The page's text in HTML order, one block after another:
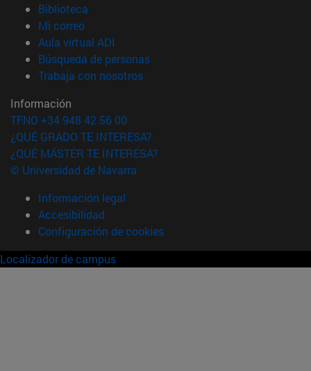
Biblioteca
Mi correo(abre en nueva ventana)
Aula virtual ADI
Búsqueda de personas(abre en nueva ventana)
Trabaja con nosotros(abre en nueva ventana)
Información
TFNO +34 948 42 56 00
¿QUÉ GRADO TE INTERESA?
¿QUÉ MÁSTER TE INTERESA?
© Universidad de Navarra
Información legal
Accesibilidad
Configuración de cookies
Localizador de campus